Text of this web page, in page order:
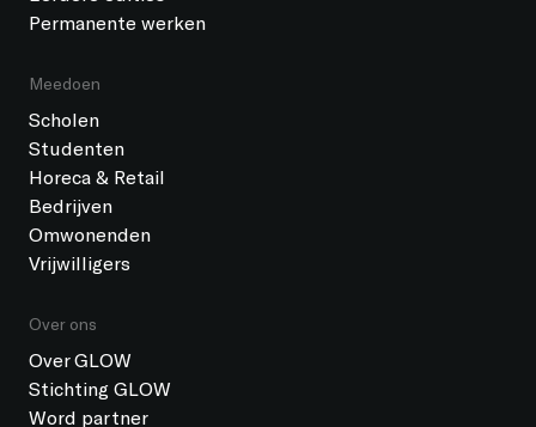
Permanente werken
Meedoen
Scholen
Studenten
Horeca & Retail
Bedrijven
Omwonenden
Vrijwilligers
Over ons
Over GLOW
Stichting GLOW
Word partner